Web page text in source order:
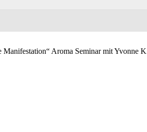
Manifestation“ Aroma Seminar mit Yvonne